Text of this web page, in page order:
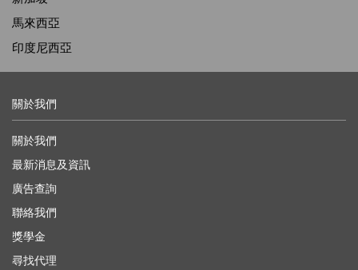
馬來西亞
印度尼西亞
關於我們
關於我們
最新消息及資訊
廣告查詢
聯絡我們
獎學金
尋找代理